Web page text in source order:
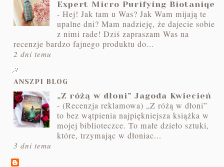
Expert Micro Purifying Biotaniqe
-Hej! Jak tam u Was? Jak Wam mijają te
upalne dni? Mam nadzieję, że dajecie sobie
z nimi rade! Dziś zapraszam Was na
recenzje bardzo fajnego produktu do...
2 dni temu
ANSZPI BLOG
„Z różą w dłoni” Jagoda Kwiecień
-(Recenzja reklamowa) „Z różą w dłoni”
to bez wątpienia najpiękniejsza książka w
mojej biblioteczce. To małe dzieło sztuki,
które, trzymając w dłoniac...
3 dni temu